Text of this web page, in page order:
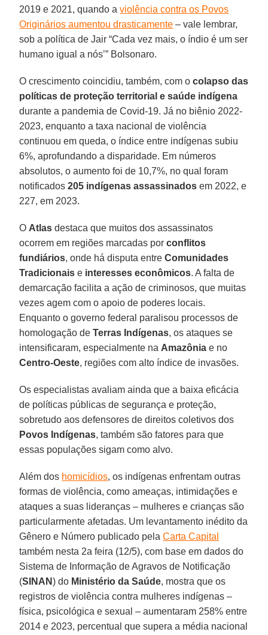
2019 e 2021, quando aviolência contra os Povos
Originários aumentou drasticamente – vale lembrar,
sob a política de Jair “Cada vez mais, o índio é um ser
humano igual a nós’” Bolsonaro.
O crescimento coincidiu, também, com ocolapso das
políticas de proteção territorial e saúde indígena
durante a pandemia de Covid-19. Já no biênio 2022-
2023, enquanto a taxa nacional de violência
continuou em queda, o índice entre indígenas subiu
6%, aprofundando a disparidade. Em números
absolutos, o aumento foi de 10,7%, no qual foram
notificados 205 indígenas assassinados em 2022, e
227, em 2023.
O Atlas destaca que muitos dos assassinatos
ocorrem em regiões marcadas porconflitos
fundiários, onde há disputa entreComunidades
Tradicionais e interesses econômicos. A falta de
demarcação facilita a ação de criminosos, que muitas
vezes agem com o apoio de poderes locais.
Enquanto o governo federal paralisou processos de
homologação deTerras Indígenas, os ataques se
intensificaram, especialmente na Amazônia e no
Centro-Oeste, regiões com alto índice de invasões.
Os especialistas avaliam ainda que a baixa eficácia
de políticas públicas de segurança e proteção,
sobretudo aos defensores de direitos coletivos dos
Povos Indígenas, também são fatores para que
essas populações sigam como alvo.
Além dos homicídios, os indígenas enfrentam outras
formas de violência, como ameaças, intimidações e
ataques a suas lideranças – mulheres e crianças são
particularmente afetadas. Um levantamento inédito da
Gênero e Número publicado pelaCarta Capital
também nesta 2a feira (12/5), com base em dados do
Sistema de Informação de Agravos de Notificação
(SINAN) do Ministério da Saúde, mostra que os
registros de violência contra mulheres indígenas –
física, psicológica e sexual – aumentaram 258% entre
2014 e 2023, percentual que supera a média nacional